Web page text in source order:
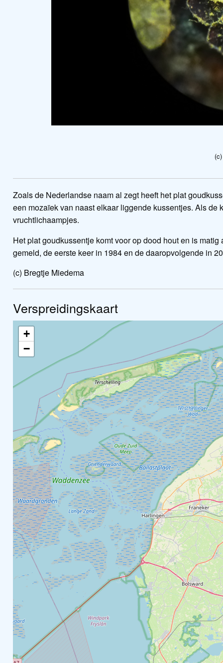
Zoals de Nederlandse naam al zegt heeft het plat
een mozaïek van naast elkaar liggende kussentjes. Als
vruchtlichaampjes.
Het plat goudkussentje komt voor op dood hout en is
gemeld, de eerste keer in 1984 en de daaropvolgende in
(c) Bregtje Miedema
Verspreidingskaart
+
−